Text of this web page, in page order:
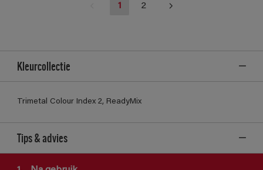
1 2
Kleurcollectie
Trimetal Colour Index 2, ReadyMix
Tips & advies